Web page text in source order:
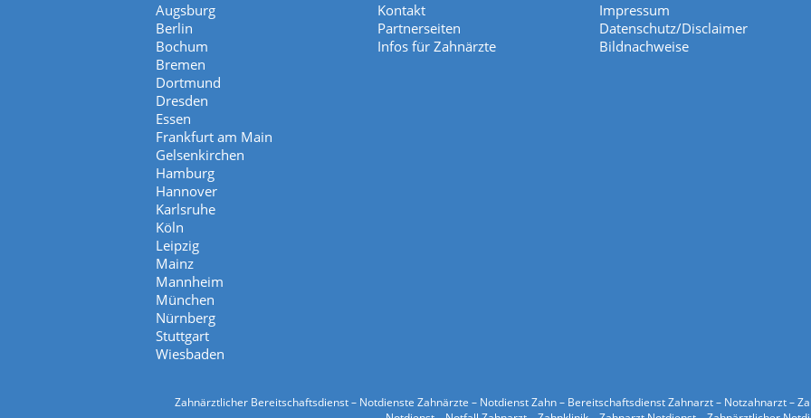
Augsburg
Berlin
Bochum
Bremen
Dortmund
Dresden
Essen
Frankfurt am Main
Gelsenkirchen
Hamburg
Hannover
Karlsruhe
Köln
Leipzig
Mainz
Mannheim
München
Nürnberg
Stuttgart
Wiesbaden
Kontakt
Partnerseiten
Infos für Zahnärzte
Impressum
Datenschutz/Disclaimer
Bildnachweise
Zahnärztlicher Bereitschaftsdienst – Notdienste Zahnärzte – Notdienst Zahn – Bereitschaftsdienst Zahnarzt – Notzahnarzt –